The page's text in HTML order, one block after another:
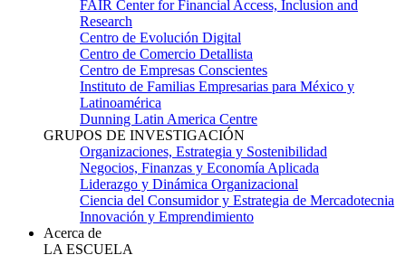
FAIR Center for Financial Access, Inclusion and
Research
Centro de Evolución Digital
Centro de Comercio Detallista
Centro de Empresas Conscientes
Instituto de Familias Empresarias para México y
Latinoamérica
Dunning Latin America Centre
GRUPOS DE INVESTIGACIÓN
Organizaciones, Estrategia y Sostenibilidad
Negocios, Finanzas y Economía Aplicada
Liderazgo y Dinámica Organizacional
Ciencia del Consumidor y Estrategia de Mercadotecnia
Innovación y Emprendimiento
Acerca de
LA ESCUELA